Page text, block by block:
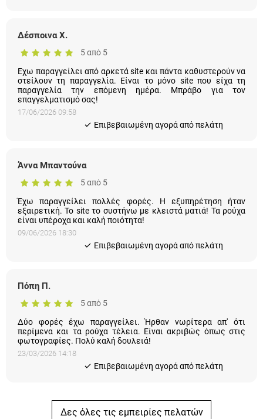
Δέσποινα Χ.
5 από 5
Εχω παραγγείλει από αρκετά site και πάντα καθυστερούν να
στείλουν τη παραγγελία. Είναι το μόνο site που είχα τη
παραγγελία την επόμενη ημέρα. Μπράβο για τον
επαγγελματισμό σας!
17/06/2026 09:58
Eπιβεβαιωμένη αγορά από πελάτη
Άννα Μπαντούνα
5 από 5
Έχω παραγγείλει πολλές φορές. Η εξυπηρέτηση ήταν
εξαιρετική. Το site το συστήνω με κλειστά ματιά! Τα ρούχα
είναι υπέροχα και καλή ποιότητα!
09/06/2026 18:30
Eπιβεβαιωμένη αγορά από πελάτη
Πόπη Π.
5 από 5
Δύο φορές έχω παραγγείλει. Ήρθαν νωρίτερα απ' ότι
περίμενα και τα ρούχα τέλεια. Είναι ακριβώς όπως στις
φωτογραφίες. Πολύ καλή δουλειά!
23/03/2026 14:18
Eπιβεβαιωμένη αγορά από πελάτη
Δες όλες τις εμπειρίες πελατών